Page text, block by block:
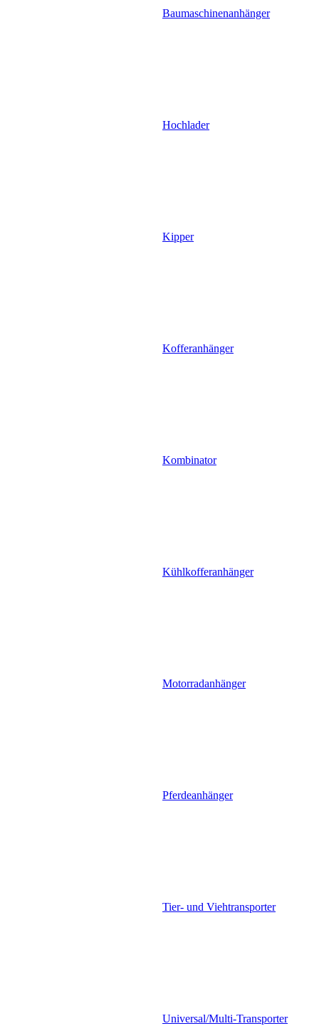
Baumaschinenanhänger
Hochlader
Kipper
Kofferanhänger
Kombinator
Kühlkofferanhänger
Motorradanhänger
Pferdeanhänger
Tier- und Viehtransporter
Universal/Multi-Transporter